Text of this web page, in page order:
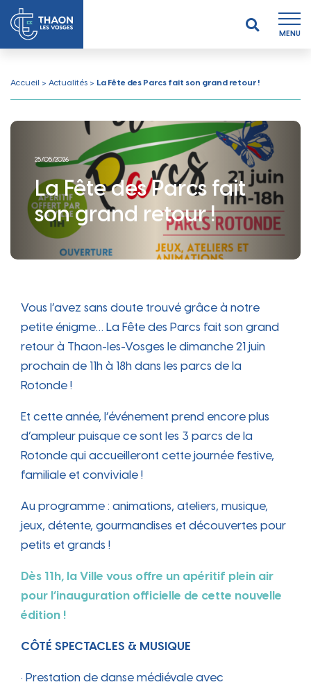
MENU
Accueil > Actualités > La Fête des Parcs fait son grand retour !
25/05/2026
La Fête des Parcs fait
son grand retour !
Vous l’avez sans doute trouvé grâce à notre
petite énigme… La Fête des Parcs fait son grand
retour à Thaon-les-Vosges le dimanche 21 juin
prochain de 11h à 18h dans les parcs de la
Rotonde !
Et cette année, l’événement prend encore plus
d’ampleur puisque ce sont les 3 parcs de la
Rotonde qui accueilleront cette journée festive,
familiale et conviviale !
Au programme : animations, ateliers, musique,
jeux, détente, gourmandises et découvertes pour
petits et grands !
Dès 11h, la Ville vous offre un apéritif plein air
pour l’inauguration officielle de cette nouvelle
édition !
CÔTÉ SPECTACLES & MUSIQUE
• Prestation de danse médiévale avec